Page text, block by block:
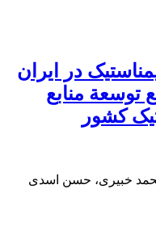
در ایران
توسعة منابع
کشور
خبیری، حسن اسدی